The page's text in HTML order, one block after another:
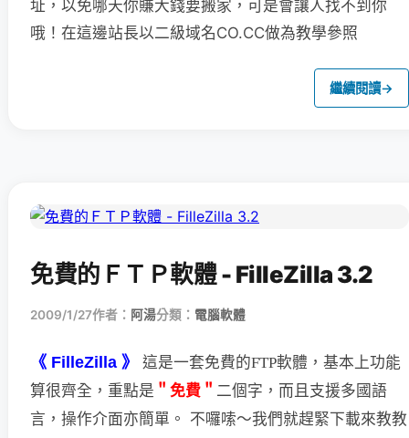
址，以免哪天你賺大錢要搬家，可是會讓人找不到你
哦！在這邊站長以二級域名CO.CC做為教學參照
繼續閱讀→
免費的ＦＴＰ軟體 - FilleZilla 3.2
2009/1/27作者： 阿湯分類： 電腦軟體
《 FilleZilla 》
這是一套免費的FTP軟體，基本上功能
算很齊全，重點是 ＂免費＂ 二個字， 而且支援多國語
言，操作介面亦簡單。
不囉嗦～我們就趕緊下載來教教